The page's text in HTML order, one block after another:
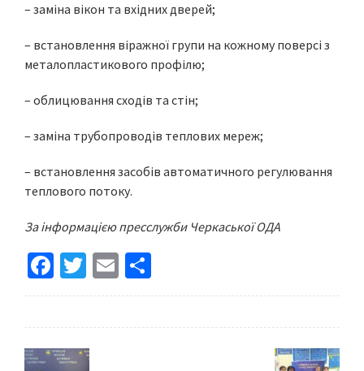
– заміна вікон та вхідних дверей;
– встановлення віражної групи на кожному поверсі з
металопластикового профілю;
– облицювання сходів та стін;
– заміна трубопроводів теплових мереж;
– встановлення засобів автоматичного регулювання
теплового потоку.
За інформацією пресслужби Черкаської ОДА
Fa
ce
o
T
wi
er
E
m h